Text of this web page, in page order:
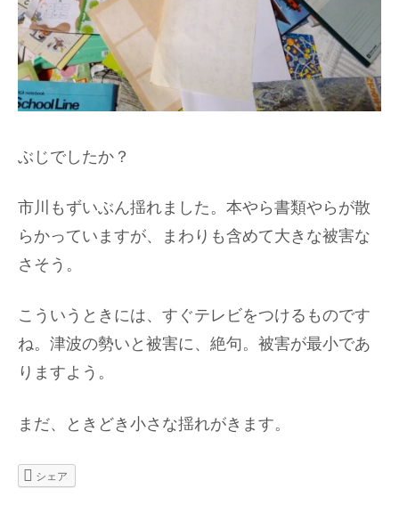
ぶじでしたか？
市川もずいぶん揺れました。本やら書類やらが散
らかっていますが、まわりも含めて大きな被害な
さそう。
こういうときには、すぐテレビをつけるものです
ね。津波の勢いと被害に、絶句。被害が最小であ
りますよう。
まだ、ときどき小さな揺れがきます。
シェア